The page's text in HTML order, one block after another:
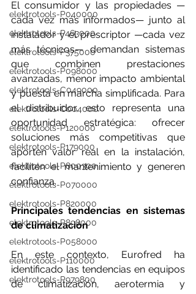
elektrotools-P040000
elektrotools-P463000
elektrotools-P375000
elektrotools-P098000
elektrotools-C049000
elektrotools-C004000
elektrotools-P120000
elektrotools-P179000
elektrotools-P800300
elektrotools-P070000
elektrotools-P820000
elektrotools-P898000
elektrotools-P058000
elektrotools-P110000
elektrotools-P979800
El consumidor y las propiedades —
cada vez más informados— junto al
instalador y el prescriptor —cada vez
más técnicos— demandan sistemas
que combinen prestaciones
avanzadas, menor impacto ambiental
y puesta en marcha simplificada. Para
el distribuidor, esto representa una
oportunidad estratégica: ofrecer
soluciones más competitivas que
aporten valor real en la instalación,
faciliten el mantenimiento y generen
confianza.
Principales tendencias en sistemas
de climatización
En este contexto, Eurofred ha
identificado las tendencias en equipos
de climatización, aerotermia y